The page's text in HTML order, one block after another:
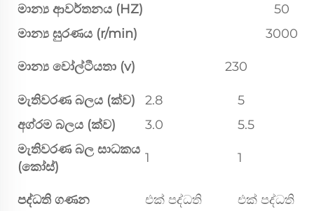
මාන්‍ය ආවර්තනය (HZ)
50
මාන්‍ය ඝුරණය (r/min)
3000
මාන්‍ය වෝල්ටීයතා (v) 230
මැතිවරණ බලය (ක්ව) 2.8
5
අග්රම බලය (ක්ව)
3.0
5.5
මැතිවරණ බල සාධකය
(කෝස්)
1 1
පද්ධති ගණන එක් පද්ධති එක් පද්ධති